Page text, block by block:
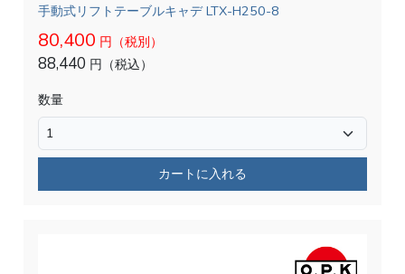
手動式リフトテーブルキャデ LTX-H250-8
80,400 円（税別）
88,440 円（税込）
数量
カートに入れる